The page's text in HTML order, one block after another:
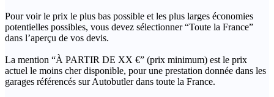
Pour voir le prix le plus bas possible et les plus larges économies
potentielles possibles, vous devez sélectionner “Toute la France”
dans l’aperçu de vos devis.
La mention “À PARTIR DE XX €” (prix minimum) est le prix
actuel le moins cher disponible, pour une prestation donnée dans les
garages référencés sur Autobutler dans toute la France.